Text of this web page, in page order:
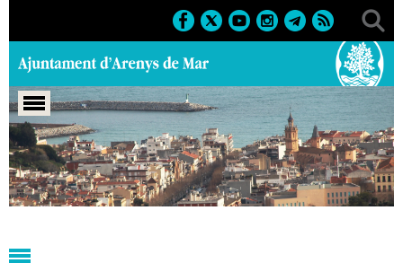
Portada > Regidories > Alcaldia > Agenda > Agenda
Alcaldia > 07-03-2024